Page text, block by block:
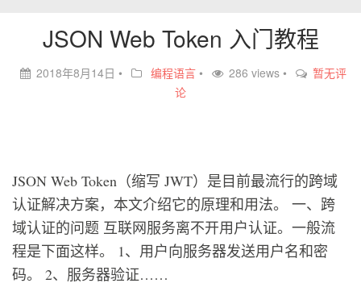
JSON Web Token 入门教程
2018年8月14日 • 编程语言 • 286 views •
暂无评
论
JSON Web Token（缩写 JWT）是目前最流行的跨域
认证解决方案，本文介绍它的原理和用法。 一、跨
域认证的问题 互联网服务离不开用户认证。一般流
程是下面这样。 1、用户向服务器发送用户名和密
码。 2、服务器验证……